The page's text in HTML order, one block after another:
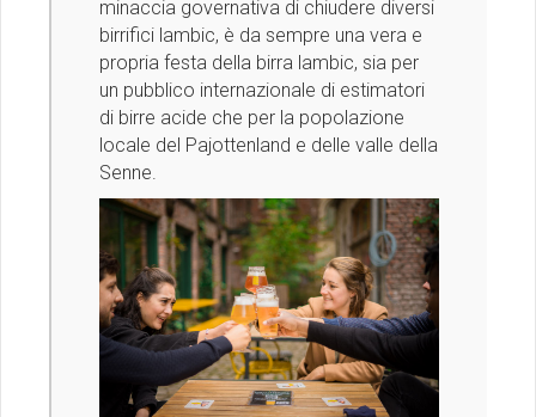
minaccia governativa di chiudere diversi
birrifici lambic, è da sempre una vera e
propria festa della birra lambic, sia per
un pubblico internazionale di estimatori
di birre acide che per la popolazione
locale del Pajottenland e delle valle della
Senne.